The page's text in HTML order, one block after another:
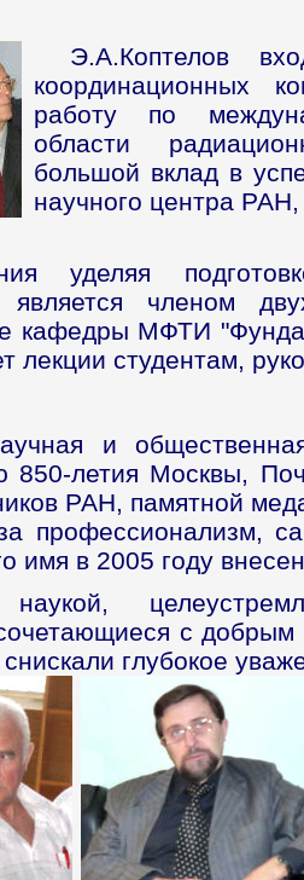
Э.А.Коптелов
координационных
работу по
области
большой вклад в
научного центра РАН,
уделяя
членом
кафедры МФТИ
лекции студентам,
и общественная
850-летия Москвы,
РАН, памятной
профессионализм,
имя в 2005 году
наукой,
сочетающиеся с
снискали глубокое